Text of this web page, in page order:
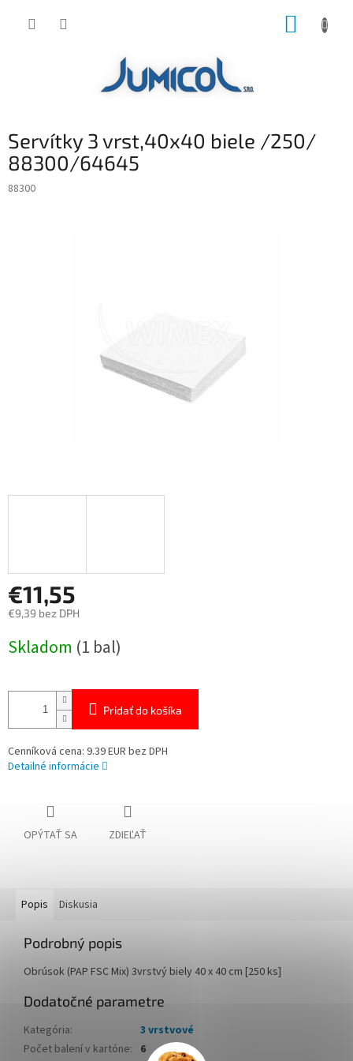
Servítky 3 vrst,40x40 biele /250/
88300/64645
88300
€11,55
€9,39 bez DPH
cena:
Skladom (1 bal)
Pridať do košíka
Cenníková cena: 9.39 EUR bez DPH
Detailné informácie
OPÝTAŤ SA ZDIEĽAŤ
Popis Diskusia
Podrobný popis
Obrúsok (PAP FSC Mix) 3vrstvý biely 40 x 40 cm [250 ks]
Dodatočné parametre
Kategória:
3 vrstvové
Počet balení v kartóne: 6